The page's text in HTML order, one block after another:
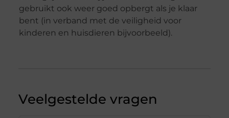
gebruikt ook weer goed opbergt als je klaar
bent (in verband met de veiligheid voor
kinderen en huisdieren bijvoorbeeld).
Veelgestelde vragen